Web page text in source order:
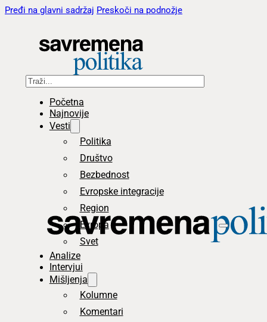
Pređi na glavni sadržaj Preskoči na podnožje
Pretraga
Početna
Najnovije
Vesti
Politika
Društvo
Bezbednost
Evropske integracije
Region
Evropa
Svet
Analize
Intervjui
Mišljenja
Kolumne
Komentari